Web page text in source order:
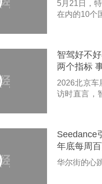
的提升，并
馈，系统
热，未来一
5月21日，
在内的10个
第一财经
者身份询
智驾好不
两个指标
2026北京车
访时直言，
公里事故
Seedance
年底每周
华尔街的心